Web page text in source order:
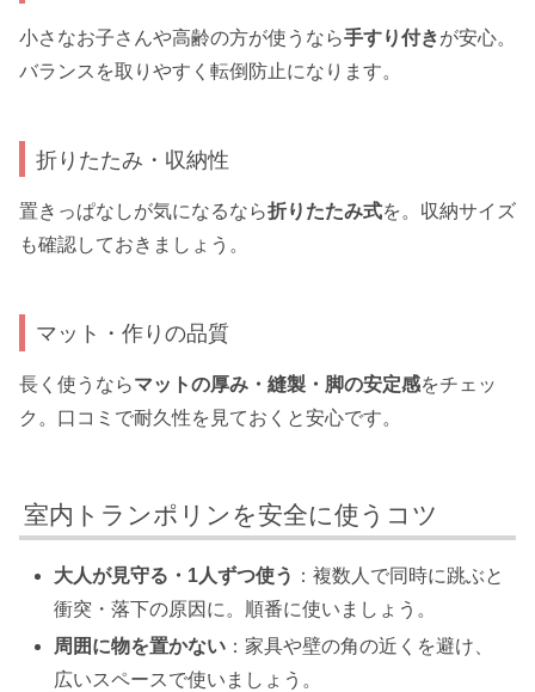
小さなお子さんや高齢の方が使うなら手すり付きが安心。
バランスを取りやすく転倒防止になります。
折りたたみ・収納性
置きっぱなしが気になるなら折りたたみ式を。収納サイズ
も確認しておきましょう。
マット・作りの品質
長く使うならマットの厚み・縫製・脚の安定感をチェッ
ク。口コミで耐久性を見ておくと安心です。
室内トランポリンを安全に使うコツ
大人が見守る・1人ずつ使う ：複数人で同時に跳ぶと
衝突・落下の原因に。順番に使いましょう。
周囲に物を置かない ：家具や壁の角の近くを避け、
広いスペースで使いましょう。